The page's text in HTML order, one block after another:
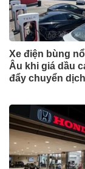
Xe điện bùng
Âu khi giá dầu
đẩy chuyển